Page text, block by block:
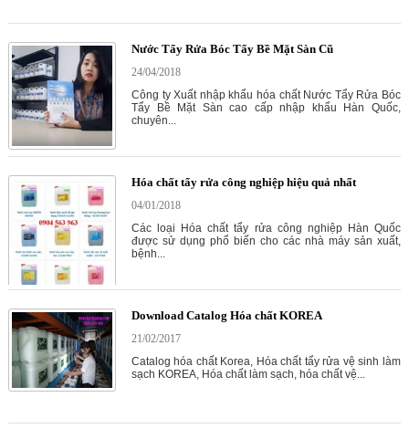
Nước Tẩy Rửa Bóc Tẩy Bề Mặt Sàn Cũ
24/04/2018
Công ty Xuất nhập khẩu hóa chất Nước Tẩy Rửa Bóc
Tẩy Bề Mặt Sàn cao cấp nhập khẩu Hàn Quốc,
chuyên...
Hóa chất tẩy rửa công nghiệp hiệu quả nhất
04/01/2018
Các loại Hóa chất tẩy rửa công nghiệp Hàn Quốc
được sử dụng phổ biến cho các nhà máy sản xuất,
bệnh...
Download Catalog Hóa chất KOREA
21/02/2017
Catalog hóa chất Korea, Hóa chất tẩy rửa vệ sinh làm
sạch KOREA, Hóa chất làm sạch, hóa chất vệ...